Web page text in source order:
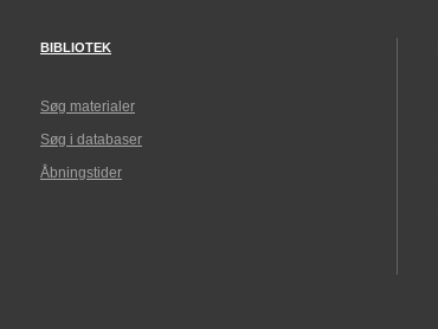
BIBLIOTEK
Søg materialer
Søg i databaser
Åbningstider